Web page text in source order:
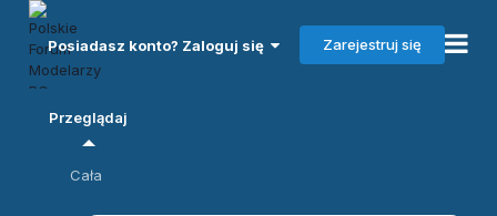
Posiadasz konto? Zaloguj się Zarejestruj się
Przeglądaj
Cała